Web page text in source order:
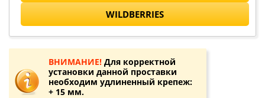
WILDBERRIES
ВНИМАНИЕ! Для корректной
установки данной проставки
необходим удлиненный крепеж:
+ 15 мм.